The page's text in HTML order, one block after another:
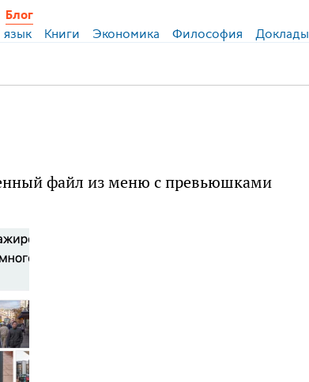
Блог
язык Книги Экономика Философия Доклады
файл из меню с превьюшками